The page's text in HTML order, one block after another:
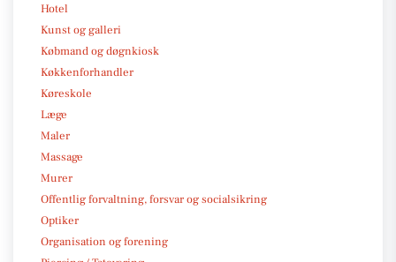
Hotel
Kunst og galleri
Købmand og døgnkiosk
Køkkenforhandler
Køreskole
Læge
Maler
Massage
Murer
Offentlig forvaltning, forsvar og socialsikring
Optiker
Organisation og forening